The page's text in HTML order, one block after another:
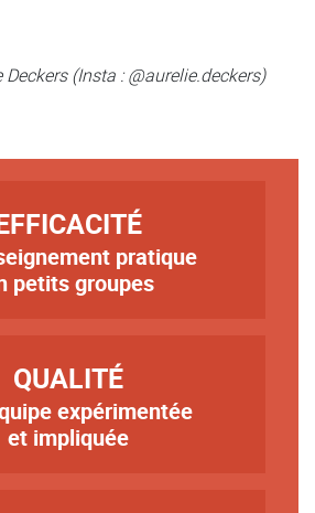
(Insta : @aurelie.deckers)
pratique
petits groupes
QUALITÉ
expérimentée
et impliquée